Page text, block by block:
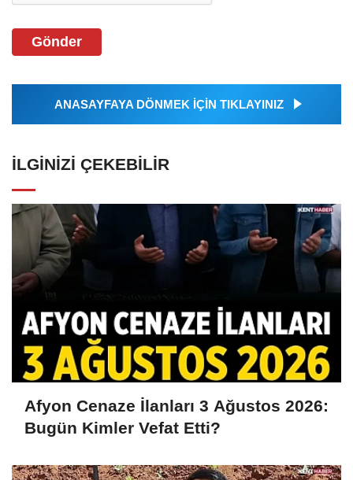
Gönder
ANASAYFAYA DÖNMEK İÇİN TIKLAYINIZ
İLGINIZI ÇEKEBILIR
Afyon Cenaze İlanları 3 Ağustos 2026:
Bugün Kimler Vefat Etti?